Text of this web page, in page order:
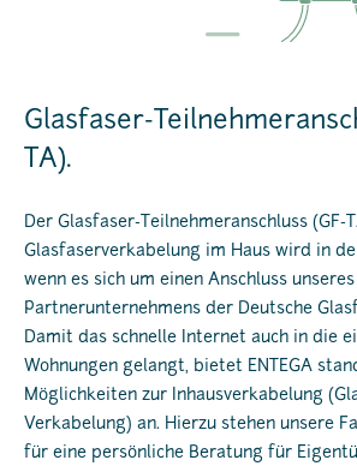
Glasfaser-
TA).
Der Glasfaser-Teilnehmeranschluss (GF-
Glasfaserverkabelung im Haus wird in
wenn es sich um einen Anschluss unseres
Partnerunternehmens der Deutsche
Damit das schnelle Internet auch in die
Wohnungen gelangt, bietet ENTEGA
Möglichkeiten zur Inhausverkabelung
Verkabelung) an. Hierzu stehen unsere
für eine persönliche Beratung für